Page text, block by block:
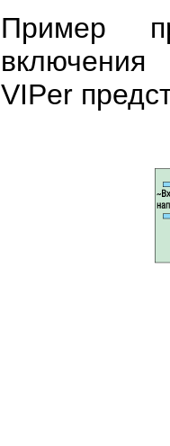
Пример
включения
VIPer